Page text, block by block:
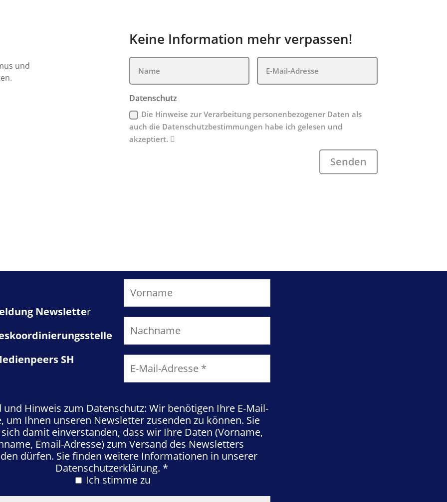
und
Keine Information mehr verpassen!
Datenschutz
Die Hinweise zur Verarbeitung personenbezogener Daten als
auch die Datenschutzbestimmungen habe ich gelesen und
akzeptiert.
Senden
Newsletter
SH
Hinweis zum Datenschutz: Wir benötigen Ihre E-Mail-
um Ihnen unseren Newsletter zusenden zu können. Sie
damit einverstanden, dass wir Ihre Daten (Vorname,
Email-Adresse) zum Versand des Newsletters
dürfen. Sie finden weitere Informationen in unserer
Datenschutzerklärung. *
Ich stimme zu